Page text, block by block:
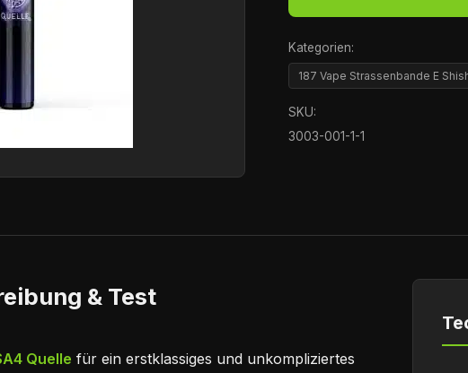
Kategorien:
187 Vape Strassenbande E
SKU:
3003-001-1-1
& Test
Quelle für ein erstklassiges und unkompliziertes